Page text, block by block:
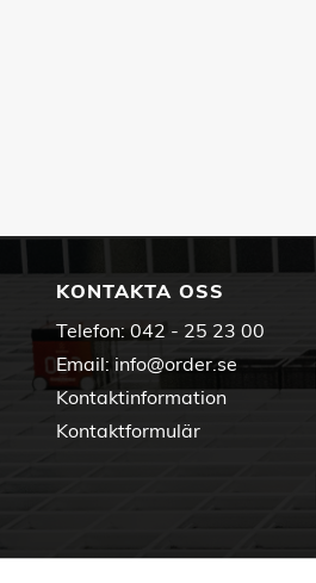
KONTAKTA OSS
Telefon: 042 - 25 23 00
Email: info@order.se
Kontaktinformation
Kontaktformulär